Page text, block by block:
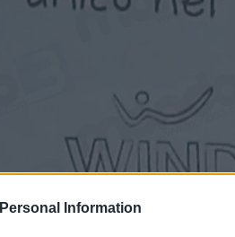
Information